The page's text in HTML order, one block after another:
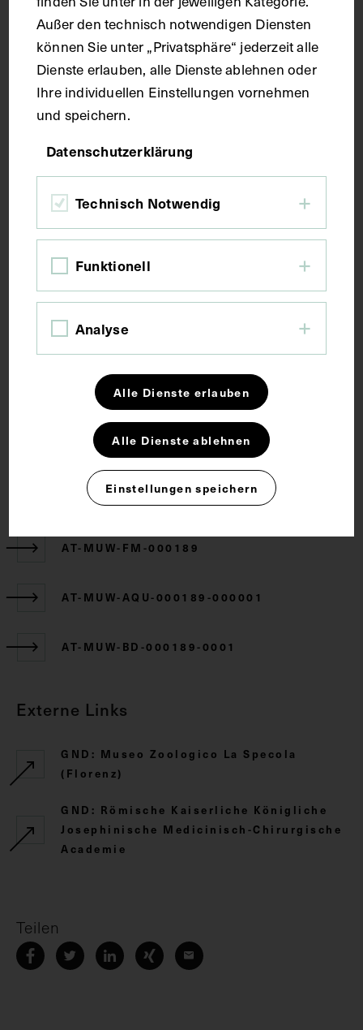
Kurzbeschreibung
Der Text ist die ergänzende Beschreibung in
italienischer Sprache zum anatomischen
Vena jugularis interna
CC BY-NC-SA 4.0
Zugehörige Objekte
AT-MUW-FM-000189
AT-MUW-AQU-000189-000001
AT-MUW-BD-000189-0001
Externe Links
GND: Museo Zoologico La Specola
(Florenz)
GND: Römische Kaiserliche Königliche
Josephinische Medicinisch-Chirurgische
Academie
Teilen
Außer den technisch notwendigen Diensten
können Sie unter „Privatsphäre“ jederzeit alle
Dienste erlauben, alle Dienste ablehnen oder
Ihre individuellen Einstellungen vornehmen
und speichern.
Datenschutzerklärung
Technisch Notwendig
Funktionell
Analyse
Alle Dienste erlauben
Alle Dienste ablehnen
Einstellungen speichern